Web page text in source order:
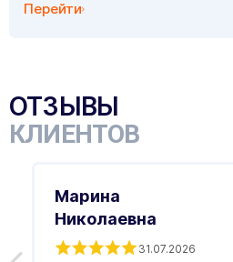
Перейти
ОТЗЫВЫ
КЛИЕНТОВ
Марина
Николаевна
31.07.2026